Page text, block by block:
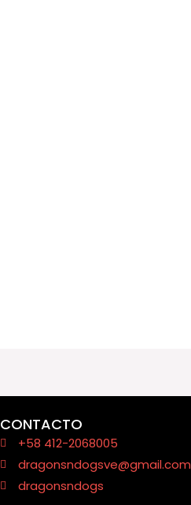
CONTACTO
+58 412-2068005
dragonsndogsve@gmail.com
dragonsndogs